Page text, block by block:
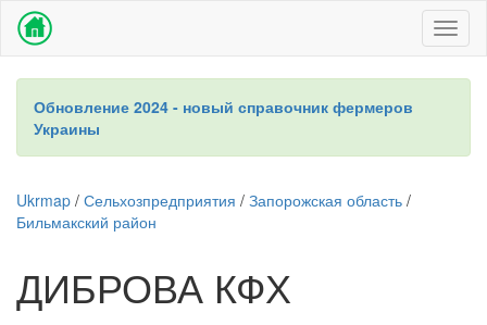
Обновление 2024 - новый справочник фермеров
Украины
Ukrmap / Сельхозпредприятия / Запорожская область /
Бильмакский район
ДИБРОВА КФХ